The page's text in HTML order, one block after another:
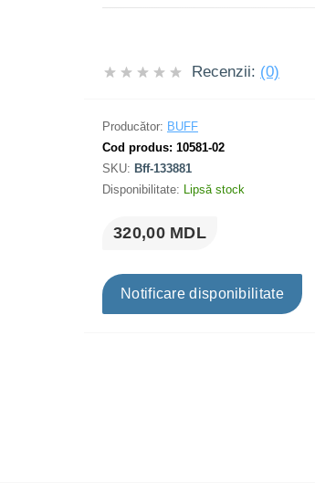
Recenzii: (0)
Producător: BUFF
Cod produs: 10581-02
SKU: Bff-133881
Disponibilitate: Lipsă stock
320,00 MDL
Notificare disponibilitate